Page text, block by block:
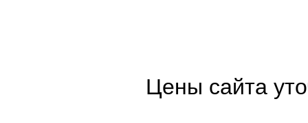
Цены сайта